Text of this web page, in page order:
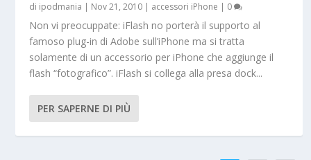
di ipodmania | Nov 21, 2010 | accessori iPhone | 0
Non vi preocuppate: iFlash no porterà il supporto al
famoso plug-in di Adobe sull’iPhone ma si tratta
solamente di un accessorio per iPhone che aggiunge il
flash “fotografico”. iFlash si collega alla presa dock...
PER SAPERNE DI PIÙ